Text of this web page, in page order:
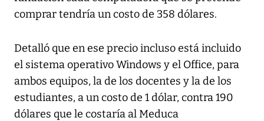
comprar tendría un costo de 358 dólares.
Detalló que en ese precio incluso está incluido
el sistema operativo Windows y el Office, para
ambos equipos, la de los docentes y la de los
estudiantes, a un costo de 1 dólar, contra 190
dólares que le costaría al Meduca